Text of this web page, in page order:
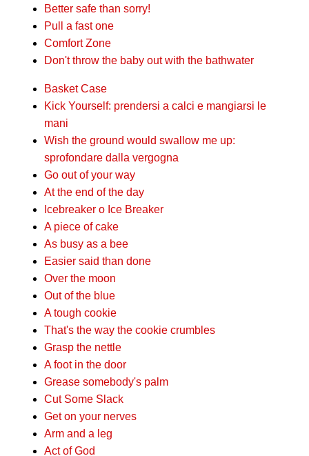
Better safe than sorry!
Pull a fast one
Comfort Zone
Don't throw the baby out with the bathwater
Basket Case
Kick Yourself: prendersi a calci e mangiarsi le
mani
Wish the ground would swallow me up:
sprofondare dalla vergogna
Go out of your way
At the end of the day
Icebreaker o Ice Breaker
A piece of cake
As busy as a bee
Easier said than done
Over the moon
Out of the blue
A tough cookie
That's the way the cookie crumbles
Grasp the nettle
A foot in the door
Grease somebody's palm
Cut Some Slack
Get on your nerves
Arm and a leg
Act of God